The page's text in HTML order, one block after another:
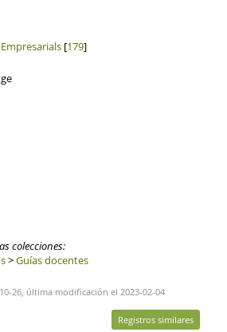
[179]
colecciones:
>Guías docentes
26, última modificación el 2023-02-04
Registros similares